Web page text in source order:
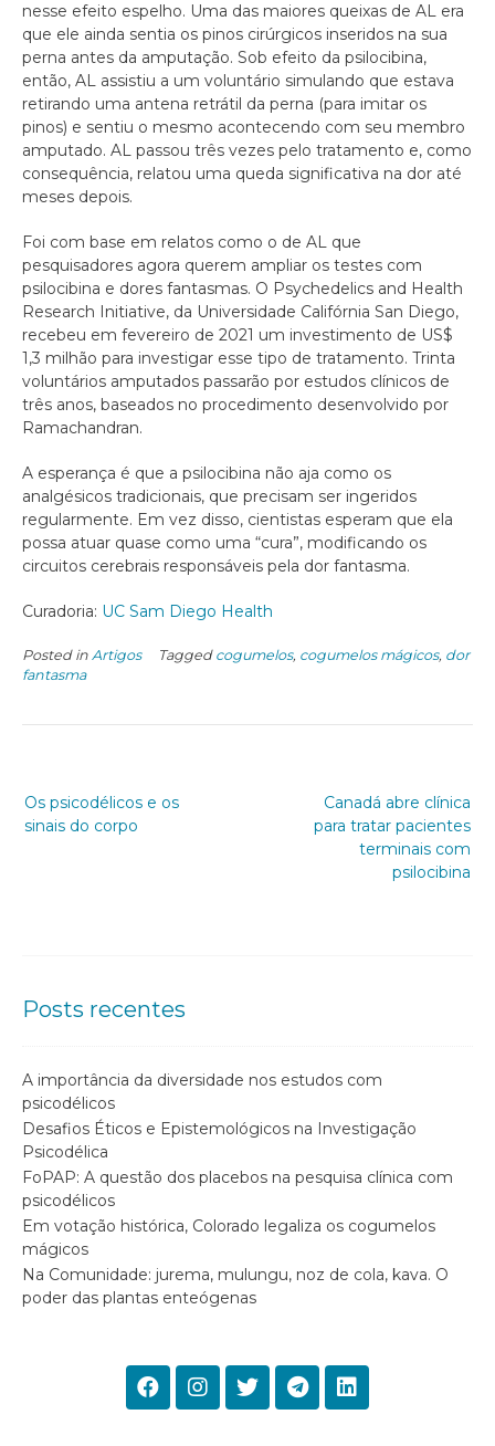
nesse efeito espelho. Uma das maiores queixas de AL era
que ele ainda sentia os pinos cirúrgicos inseridos na sua
perna antes da amputação. Sob efeito da psilocibina,
então, AL assistiu a um voluntário simulando que estava
retirando uma antena retrátil da perna (para imitar os
pinos) e sentiu o mesmo acontecendo com seu membro
amputado. AL passou três vezes pelo tratamento e, como
consequência, relatou uma queda significativa na dor até
meses depois.
Foi com base em relatos como o de AL que
pesquisadores agora querem ampliar os testes com
psilocibina e dores fantasmas. O Psychedelics and Health
Research Initiative, da Universidade Califórnia San Diego,
recebeu em fevereiro de 2021 um investimento de US$
1,3 milhão para investigar esse tipo de tratamento. Trinta
voluntários amputados passarão por estudos clínicos de
três anos, baseados no procedimento desenvolvido por
Ramachandran.
A esperança é que a psilocibina não aja como os
analgésicos tradicionais, que precisam ser ingeridos
regularmente. Em vez disso, cientistas esperam que ela
possa atuar quase como uma “cura”, modificando os
circuitos cerebrais responsáveis pela dor fantasma.
Curadoria: UC Sam Diego Health
Posted in Artigos Tagged cogumelos, cogumelos mágicos, dor
fantasma
Canadá abre clínica
para tratar pacientes
terminais com
psilocibina
Os psicodélicos e os
sinais do corpo
Posts recentes
A importância da diversidade nos estudos com
psicodélicos
Desafios Éticos e Epistemológicos na Investigação
Psicodélica
FoPAP: A questão dos placebos na pesquisa clínica com
psicodélicos
Em votação histórica, Colorado legaliza os cogumelos
mágicos
Na Comunidade: jurema, mulungu, noz de cola, kava. O
poder das plantas enteógenas